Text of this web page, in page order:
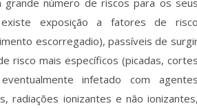
número de riscos para os seus
exposição a fatores de risco
escorregadio), passíveis de
risco mais específicos (picadas, cortes
infetado com
radiações ionizantes e não ionizantes,